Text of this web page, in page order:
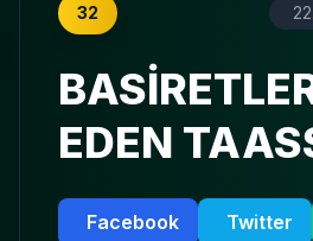
32
EDEN
Facebook Twitter